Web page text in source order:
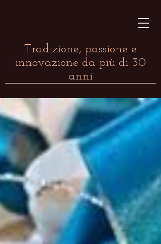
Tradizione, passione e
innovazione da più di 30
anni